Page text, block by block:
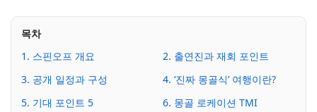
목차
1. 스핀오프 개요
2. 출연진과 재회 포인트
3. 공개 일정과 구성
4. ‘진짜 몽골식’ 여행이란?
5. 기대 포인트 5
6. 몽골 로케이션 TMI